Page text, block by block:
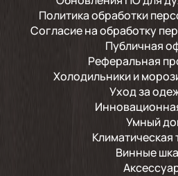
Политика обработки
Согласие на обработку
Публичная
Реферальная
Холодильники и
Уход за
Умный
Климатическая
Винные